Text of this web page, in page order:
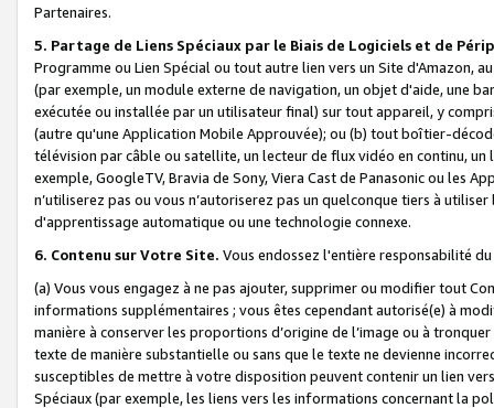
Partenaires.
5. Partage de Liens Spéciaux par le Biais de Logiciels et de
Programme ou Lien Spécial ou tout autre lien vers un Site d'Amazon,
(par exemple, un module externe de navigation, un objet d'aide, une
exécutée ou installée par un utilisateur final) sur tout appareil, y
(autre qu'une Application Mobile Approuvée); ou (b) tout boîtier-
télévision par câble ou satellite, un lecteur de flux vidéo en continu,
exemple, GoogleTV, Bravia de Sony, Viera Cast de Panasonic ou les
n’utiliserez pas ou vous n’autoriserez pas un quelconque tiers à
d'apprentissage automatique ou une technologie connexe.
6. Contenu sur Votre Site. Vous endossez l'entière responsabilité
(a) Vous vous engagez à ne pas ajouter, supprimer ou modifier tout
informations supplémentaires ; vous êtes cependant autorisé(e) à
manière à conserver les proportions d’origine de l’image ou à
texte de manière substantielle ou sans que le texte ne devienne
susceptibles de mettre à votre disposition peuvent contenir un lien
Spéciaux (par exemple, les liens vers les informations concernant la